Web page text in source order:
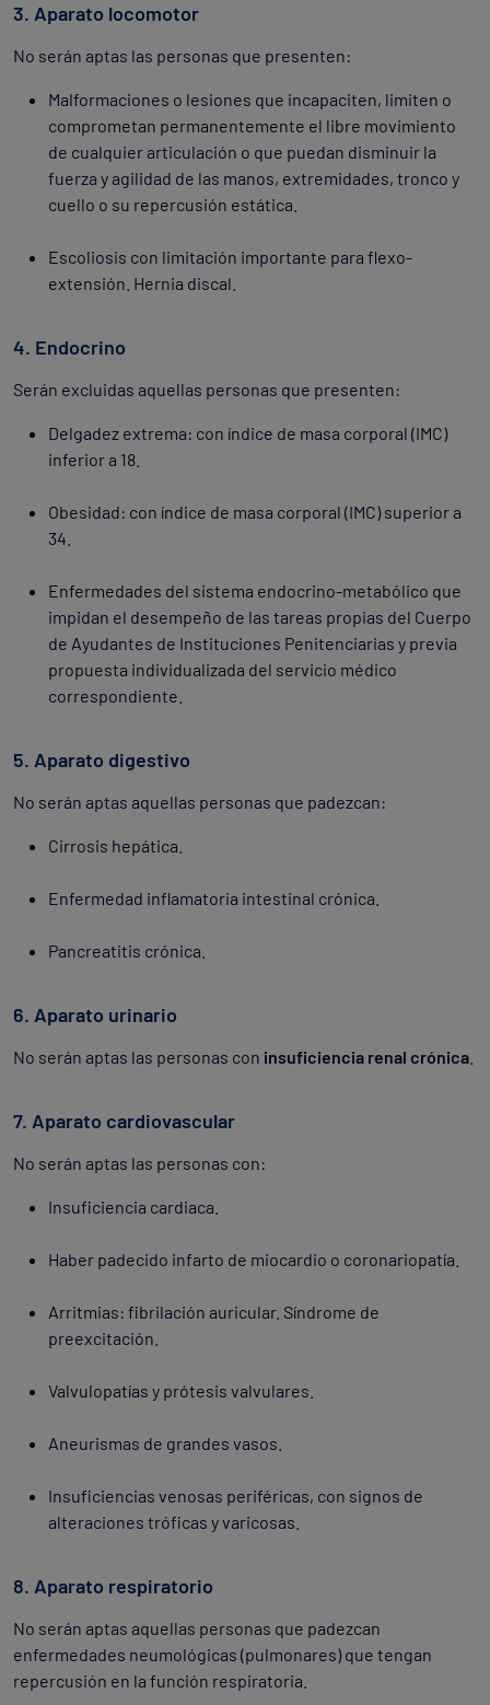
3. Aparato locomotor
No serán aptas las personas que presenten:
Malformaciones o lesiones que incapaciten, limiten o
comprometan permanentemente el libre movimiento
de cualquier articulación o que puedan disminuir la
fuerza y agilidad de las manos, extremidades, tronco y
cuello o su repercusión estática.
Escoliosis con limitación importante para flexo-
extensión. Hernia discal.
4. Endocrino
Serán excluidas aquellas personas que presenten:
Delgadez extrema: con índice de masa corporal (IMC)
inferior a 18.
Obesidad: con índice de masa corporal (IMC) superior a
34.
Enfermedades del sistema endocrino-metabólico que
impidan el desempeño de las tareas propias del Cuerpo
de Ayudantes de Instituciones Penitenciarias y previa
propuesta individualizada del servicio médico
correspondiente.
5. Aparato digestivo
No serán aptas aquellas personas que padezcan:
Cirrosis hepática.
Enfermedad inflamatoria intestinal crónica.
Pancreatitis crónica.
6. Aparato urinario
No serán aptas las personas con insuficiencia renal crónica
7. Aparato cardiovascular
No serán aptas las personas con:
Insuficiencia cardiaca.
Haber padecido infarto de miocardio o coronariopatía.
Arritmias: fibrilación auricular. Síndrome de
preexcitación.
Valvulopatías y prótesis valvulares.
Aneurismas de grandes vasos.
Insuficiencias venosas periféricas, con signos de
alteraciones tróficas y varicosas.
8. Aparato respiratorio
No serán aptas aquellas personas que padezcan
enfermedades neumológicas (pulmonares) que tengan
repercusión en la función respiratoria.